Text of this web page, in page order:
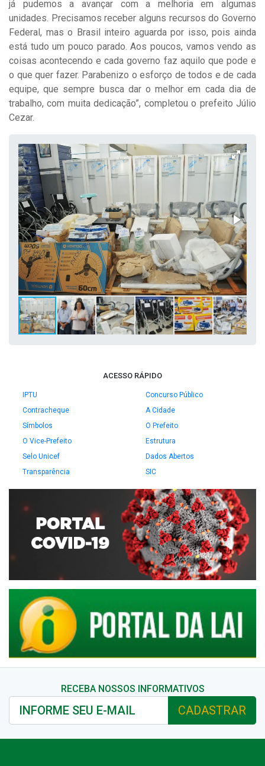
já pudemos a avançar com a melhoria em algumas
unidades. Precisamos receber alguns recursos do Governo
Federal, mas o Brasil inteiro aguarda por isso, pois ainda
está tudo um pouco parado. Aos poucos, vamos vendo as
coisas acontecendo e cada governo faz aquilo que pode e
o que quer fazer. Parabenizo o esforço de todos e de cada
equipe, que sempre busca dar o melhor em cada dia de
trabalho, com muita dedicação”, completou o prefeito Júlio
Cezar.
ACESSO RÁPIDO
IPTU
Concurso Público
Contracheque
A Cidade
Símbolos
O Prefeito
O Vice-Prefeito
Estrutura
Selo Unicef
Dados Abertos
Transparência
SIC
RECEBA NOSSOS INFORMATIVOS
CADASTRAR